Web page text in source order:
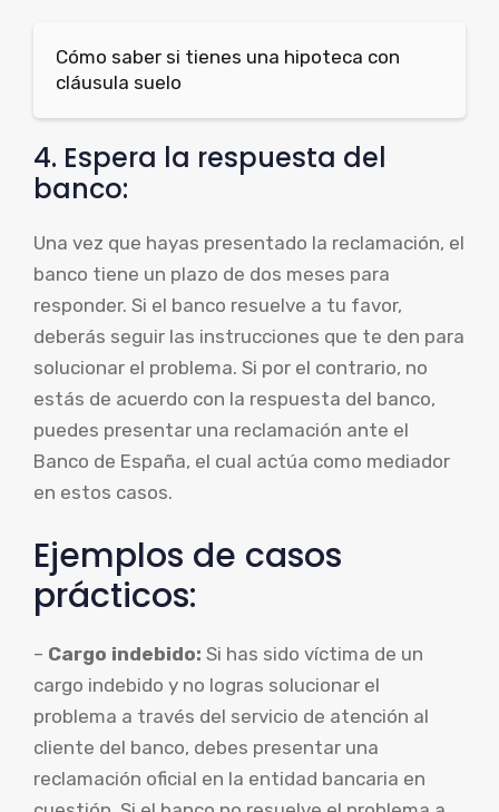
Cómo saber si tienes una hipoteca con
cláusula suelo
4. Espera la respuesta del
banco:
Una vez que hayas presentado la reclamación, el
banco tiene un plazo de dos meses para
responder. Si el banco resuelve a tu favor,
deberás seguir las instrucciones que te den para
solucionar el problema. Si por el contrario, no
estás de acuerdo con la respuesta del banco,
puedes presentar una reclamación ante el
Banco de España, el cual actúa como mediador
en estos casos.
Ejemplos de casos
prácticos:
– Cargo indebido: Si has sido víctima de un
cargo indebido y no logras solucionar el
problema a través del servicio de atención al
cliente del banco, debes presentar una
reclamación oficial en la entidad bancaria en